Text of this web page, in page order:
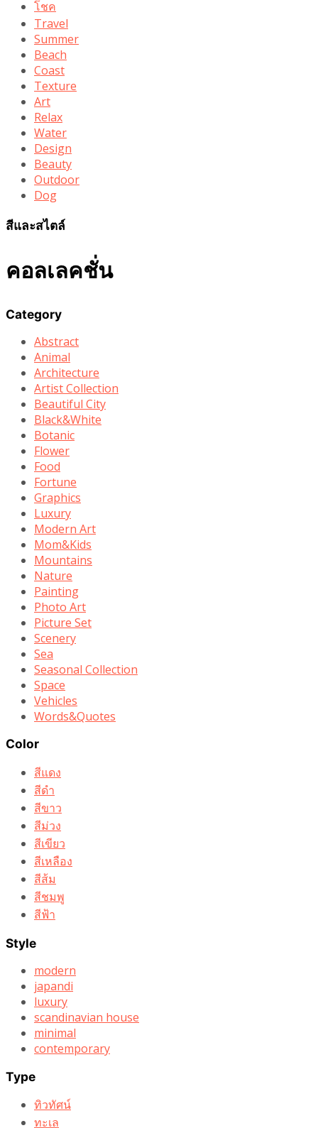
โชค
Travel
Summer
Beach
Coast
Texture
Art
Relax
Water
Design
Beauty
Outdoor
Dog
สีและสไตล์
คอลเลคชั่น
Category
Abstract
Animal
Architecture
Artist Collection
Beautiful City
Black&White
Botanic
Flower
Food
Fortune
Graphics
Luxury
Modern Art
Mom&Kids
Mountains
Nature
Painting
Photo Art
Picture Set
Scenery
Sea
Seasonal Collection
Space
Vehicles
Words&Quotes
Color
สีแดง
สีดำ
สีขาว
สีม่วง
สีเขียว
สีเหลือง
สีส้ม
สีชมพู
สีฟ้า
Style
modern
japandi
luxury
scandinavian house
minimal
contemporary
Type
ทิวทัศน์
ทะเล